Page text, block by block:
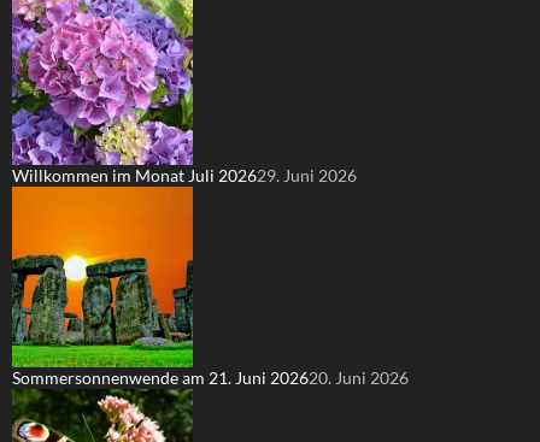
Willkommen im Monat Juli 202629. Juni 2026
Sommersonnenwende am 21. Juni 202620. Juni 2026